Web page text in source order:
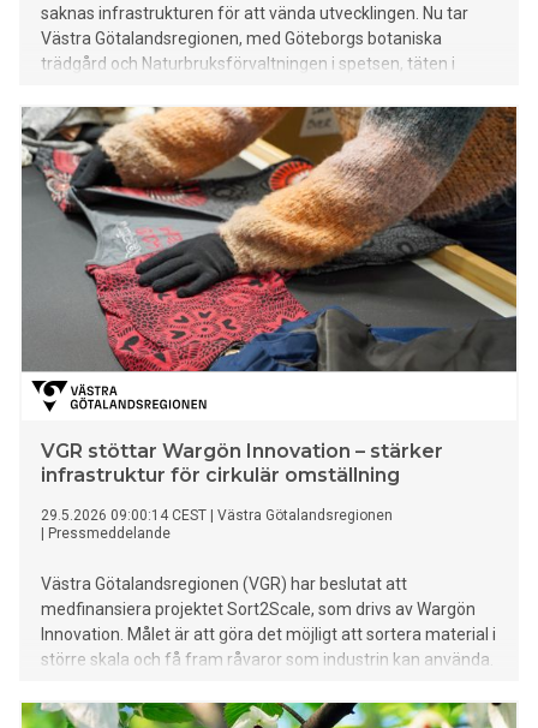
saknas infrastrukturen för att vända utvecklingen. Nu tar
Västra Götalandsregionen, med Göteborgs botaniska
trädgård och Naturbruksförvaltningen i spetsen, täten i
att möta en av vår tids största samhällsutmaningar: att
återställa fungerande ekosystem.
VGR stöttar Wargön Innovation – stärker
infrastruktur för cirkulär omställning
29.5.2026 09:00:14 CEST
Västra Götalandsregionen
Pressmeddelande
Västra Götalandsregionen (VGR) har beslutat att
medfinansiera projektet Sort2Scale, som drivs av Wargön
Innovation. Målet är att göra det möjligt att sortera material i
större skala och få fram råvaror som industrin kan använda.
cirkulär omställning i Västsverige.